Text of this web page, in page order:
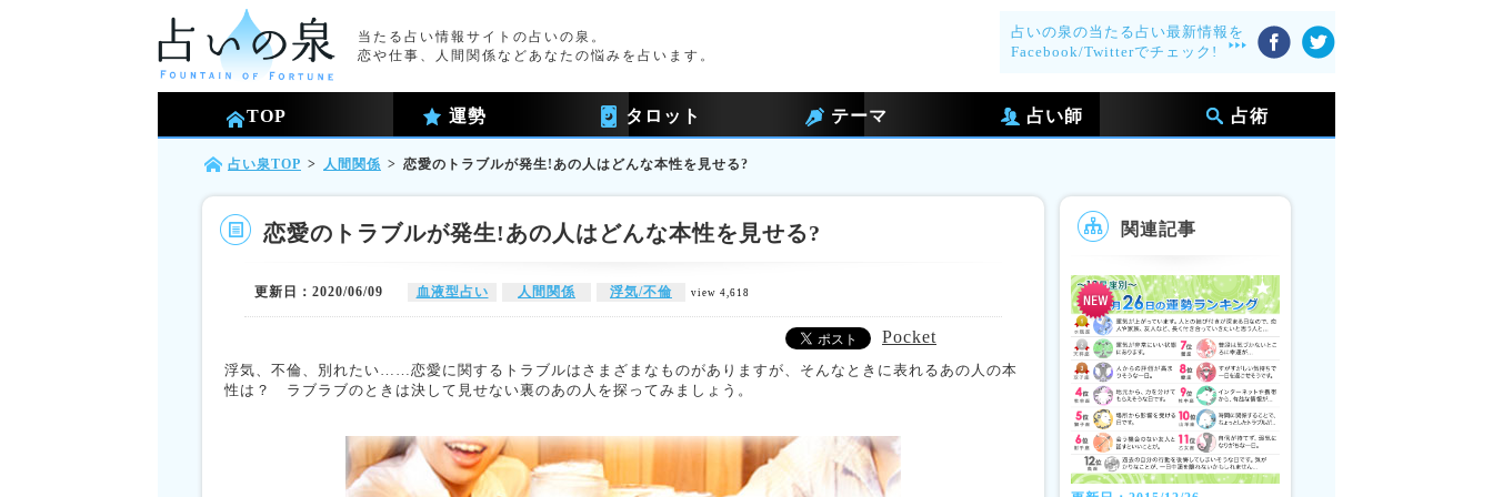
当たる占い情報サイトの占いの泉。
恋や仕事、人間関係などあなたの悩みを占います。
占いの泉の当たる占い最新情報を
Facebook/Twitterでチェック!
TOP 運勢 タロット テーマ 占い師 占術
占い泉TOP > 人間関係 > 恋愛のトラブルが発生!あの人はどんな本性を見せる?
恋愛のトラブルが発生!あの人はどんな本性を見せる?
更新日：2020/06/09 血液型占い 人間関係 浮気/不倫 view 4,618
Pocket
浮気、不倫、別れたい……恋愛に関するトラブルはさまざまなものがありますが、そんなときに表れるあの人の本
性は？ ラブラブのときは決して見せない裏のあの人を探ってみましょう。
関連記事